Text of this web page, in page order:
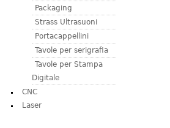
Packaging
Strass Ultrasuoni
Portacappellini
Tavole per serigrafia
Tavole per Stampa
Digitale
CNC
Laser